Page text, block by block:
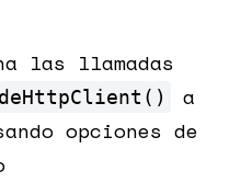
las llamadas
a
opciones de